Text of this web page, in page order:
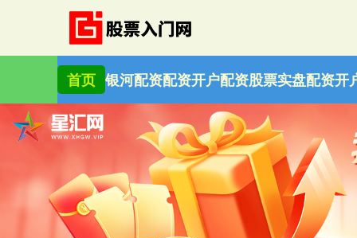
首页 银河配资配资开户配资股票实盘配资开